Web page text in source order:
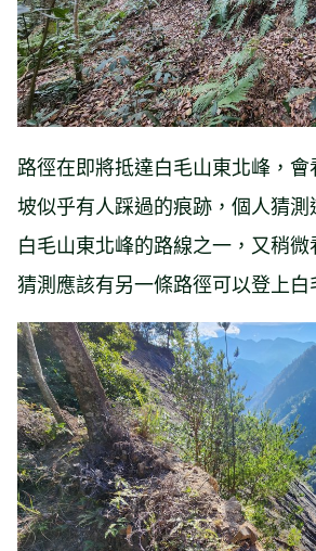
路徑在即將抵達白毛山東北峰，
坡似乎有人踩過的痕跡，個人猜
白毛山東北峰的路線之一，又稍微
猜測應該有另一條路徑可以登上白